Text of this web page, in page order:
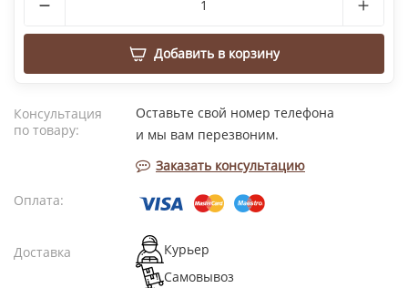
Добавить в корзину
Консультация
по товару:
Оставьте свой номер телефона
и мы вам перезвоним.
Заказать консультацию
Оплата:
Доставка
Курьер
Самовывоз